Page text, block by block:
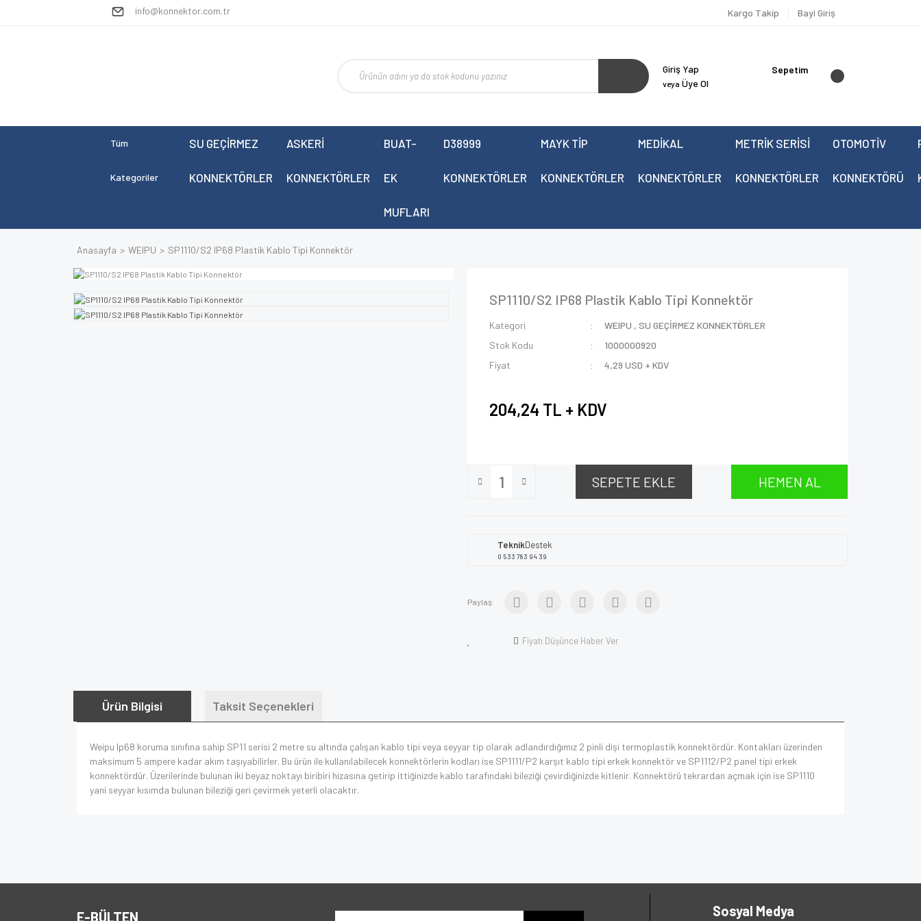
info@konnektor.com.tr Kargo Takip Bayi Giriş
Giriş Yap
veya Üye Ol
Sepetim
Tüm
Kategoriler
SU GEÇİRMEZ
KONNEKTÖRLER
ASKERİ
KONNEKTÖRLER
BUAT-
EK
MUFLARI
D38999
KONNEKTÖRLER
MAYK TİP
KONNEKTÖRLER
MEDİKAL
KONNEKTÖRLER
METRİK SERİSİ
KONNEKTÖRLER
OTOMOTİV
KONNEKTÖRÜ
Anasayfa WEIPU SP1110/S2 IP68 Plastik Kablo Tipi Konnektör
SP1110/S2 IP68 Plastik Kablo Tipi Konnektör
Kategori WEIPU ,SU GEÇİRMEZ KONNEKTÖRLER
Stok Kodu
1000000920
Fiyat
4,29 USD + KDV
204,24 TL + KDV
SEPETE EKLE HEMEN AL
TeknikDestek
0 533 783 94 39
Paylaş:
Fiyatı Düşünce Haber Ver
Ürün Bilgisi Taksit Seçenekleri
Weipu Ip68 koruma sınıfına sahip SP11 serisi 2 metre su altında çalışan kablo tipi veya seyyar tip olarak adlandırdığımız 2 pinli dişi termoplastik konnektördür. Kontakları üzerinden
maksimum 5 ampere kadar akım taşıyabilirler. Bu ürün ile kullanılabilecek konnektörlerin kodları ise SP1111/P2 karşıt kablo tipi erkek konnektör ve SP1112/P2 panel tipi erkek
konnektördür. Üzerilerinde bulunan iki beyaz noktayı biribiri hizasına getirip ittiğinizde kablo tarafındaki bileziği çevirdiğinizde kitlenir. Konnektörü tekrardan açmak için ise SP1110
yani seyyar kısımda bulunan bileziği geri çevirmek yeterli olacaktır.
E-BÜLTEN Sosyal Medya